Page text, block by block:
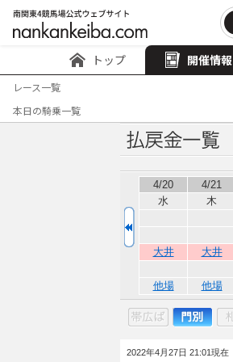
トップ 開催情報
レース一覧
本日の騎乗一覧
4/20 4/21
水
木
大井 大井
他場 他場
2022年4月27日 21:01現在